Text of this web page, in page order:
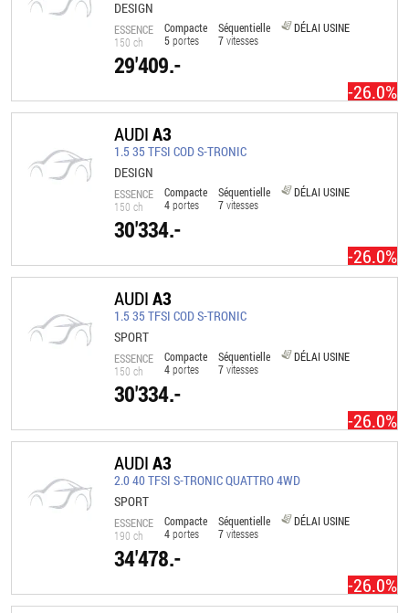
DESIGN
ESSENCE
150 ch
Compacte
5portes
Séquentielle
7vitesses
DÉLAI USINE
-26.0%
29'409.-
AUDIA3
1.5 35 TFSI COD S-TRONIC
DESIGN
ESSENCE
150 ch
Compacte
4portes
Séquentielle
7vitesses
DÉLAI USINE
-26.0%
30'334.-
AUDIA3
1.5 35 TFSI COD S-TRONIC
SPORT
ESSENCE
150 ch
Compacte
4portes
Séquentielle
7vitesses
DÉLAI USINE
-26.0%
30'334.-
AUDIA3
2.0 40 TFSI S-TRONIC QUATTRO 4WD
SPORT
ESSENCE
190 ch
Compacte
4portes
Séquentielle
7vitesses
DÉLAI USINE
-26.0%
34'478.-